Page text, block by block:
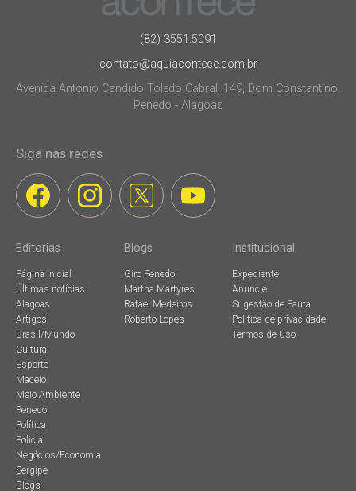
(82) 3551.5091
contato@aquiacontece.com.br
Avenida Antonio Candido Toledo Cabral, 149, Dom Constantino.
Penedo - Alagoas
Siga nas redes
Editorias
Página inicial
Últimas notícias
Alagoas
Artigos
Brasil/Mundo
Cultura
Esporte
Maceió
Meio Ambiente
Penedo
Política
Policial
Negócios/Economia
Sergipe
Blogs
Blogs
Giro Penedo
Martha Martyres
Rafael Medeiros
Roberto Lopes
Institucional
Expediente
Anuncie
Sugestão de Pauta
Política de privacidade
Termos de Uso